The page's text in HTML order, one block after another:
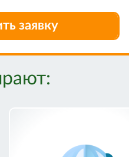
заявку